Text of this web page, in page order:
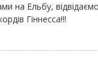
на Ельбу,
Гіннесса!!!